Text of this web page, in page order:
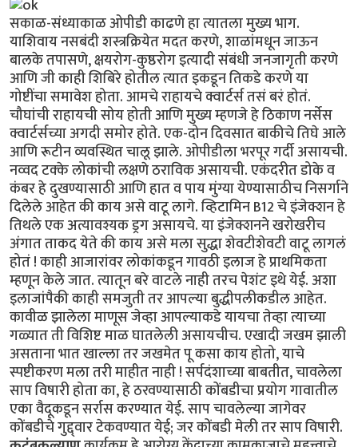
सकाळ-संध्याकाळ ओपीडी काढणे हा त्यातला मुख्य भाग.
याशिवाय नसबंदी शस्त्रक्रियेत मदत करणे, शाळांमधून जाऊन
बालके तपासणे, क्षयरोग-कुष्ठरोग इत्यादी संबंधी जनजागृती करणे
आणि जी काही शिबिरे होतील त्यात इकडून तिकडे करणे या
गोष्टींचा समावेश होता. आमचे राहायचे क्वार्टर्स तसं बरं होतं.
चौघांची राहायची सोय होती आणि मुख्य म्हणजे हे ठिकाण नर्सेस
क्वार्टर्सच्या अगदी समोर होते. एक-दोन दिवसात बाकीचे तिघे आले
आणि रूटीन व्यवस्थित चालू झाले. ओपीडीला भरपूर गर्दी असायची.
नव्वद टक्के लोकांची लक्षणे ठराविक असायची. एकंदरीत डोके व
कंबर हे दुखण्यासाठी आणि हात व पाय मुंग्या येण्यासाठीच निसर्गाने
दिलेले आहेत की काय असे वाटू लागे. व्हिटामिन B12 चे इंजेक्शन हे
तिथले एक अत्यावश्यक ड्रग असायचे. या इंजेक्शनने खरोखरीच
अंगात ताकद येते की काय असे मला सुद्धा शेवटीशेवटी वाटू लागलं
होतं ! काही आजारांवर लोकांकडून गावठी इलाज हे प्राथमिकता
म्हणून केले जात. त्यातून बरे वाटले नाही तरच पेशंट इथे येई. अशा
इलाजांपैकी काही समजुती तर आपल्या बुद्धीपलीकडील आहेत.
कावीळ झालेला माणूस जेव्हा आपल्याकडे यायचा तेव्हा त्याच्या
गळ्यात ती विशिष्ट माळ घातलेली असायचीच. एखादी जखम झाली
असताना भात खाल्ला तर जखमेत पू कसा काय होतो, याचे
स्पष्टीकरण मला तरी माहीत नाही ! सर्पदंशाच्या बाबतीत, चावलेला
साप विषारी होता का, हे ठरवण्यासाठी कोंबडीचा प्रयोग गावातील
एका वैदूकडून सर्रास करण्यात येई. साप चावलेल्या जागेवर
कोंबडीचे गुद्द्वार टेकवण्यात येई; जर कोंबडी मेली तर साप विषारी.